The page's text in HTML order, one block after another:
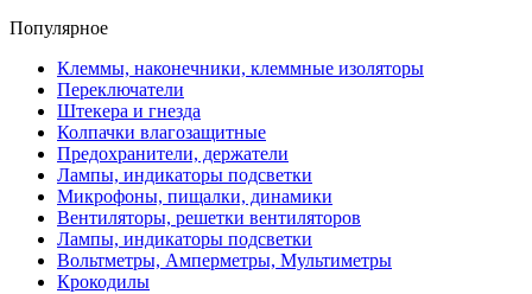
Популярное
Клеммы, наконечники, клеммные изоляторы
Переключатели
Штекера и гнезда
Колпачки влагозащитные
Предохранители, держатели
Лампы, индикаторы подсветки
Микрофоны, пищалки, динамики
Вентиляторы, решетки вентиляторов
Лампы, индикаторы подсветки
Вольтметры, Амперметры, Мультиметры
Крокодилы